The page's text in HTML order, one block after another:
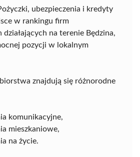
ubezpieczenia i kredyty
w rankingu firm
na terenie Będzina,
pozycji w lokalnym
znajdują się różnorodne
komunikacyjne,
mieszkaniowe,
na życie.